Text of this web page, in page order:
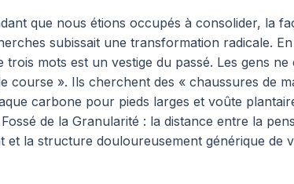
que nous étions occupés à consolider, la
subissait une transformation radicale.
trois mots est un vestige du passé. Les gens
course ». Ils cherchent des « chaussures de
carbone pour pieds larges et voûte
de la Granularité : la distance entre la
et la structure douloureusement générique de